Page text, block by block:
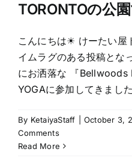
TORONTOの公
こんにちは☀ けーたい屋
イムラグのある投稿とな
にお洒落な 『Bellwoods
YOGAに参加してきまし
By KetaiyaStaff October 3,
Comments
Read More